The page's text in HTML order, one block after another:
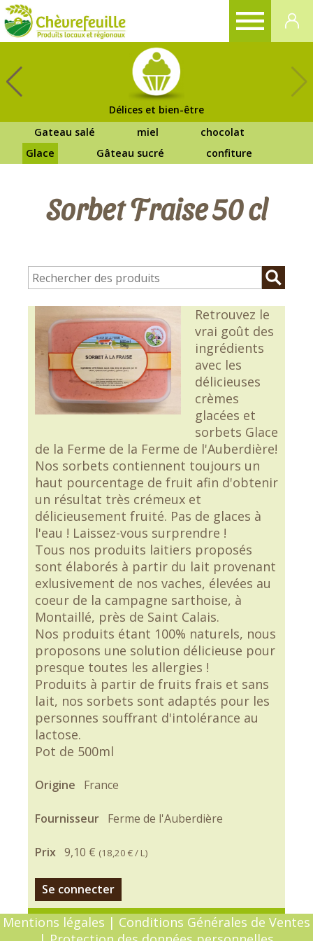
Délices et bien-être
Gateau salé
miel
chocolat
Glace
Gâteau sucré confiture
Sorbet Fraise 50 cl
Retrouvez le
vrai goût des
ingrédients
avec les
délicieuses
crèmes
glacées et
sorbets Glace
de la Ferme de la Ferme de l'Auberdière!
Nos sorbets contiennent toujours un
haut pourcentage de fruit afin d'obtenir
un résultat très crémeux et
délicieusement fruité. Pas de glaces à
l'eau ! Laissez-vous surprendre !
Tous nos produits laitiers proposés
sont élaborés à partir du lait provenant
exlusivement de nos vaches, élevées au
coeur de la campagne sarthoise, à
Montaillé, près de Saint Calais.
Nos produits étant 100% naturels, nous
proposons une solution délicieuse pour
presque toutes les allergies !
Produits à partir de fruits frais et sans
lait, nos sorbets sont adaptés pour les
personnes souffrant d'intolérance au
lactose.
Pot de 500ml
Origine France
Fournisseur Ferme de l'Auberdière
Prix 9,10 € (18,20 €/ L)
Se connecter
Mentions légales | Conditions Générales de Ventes